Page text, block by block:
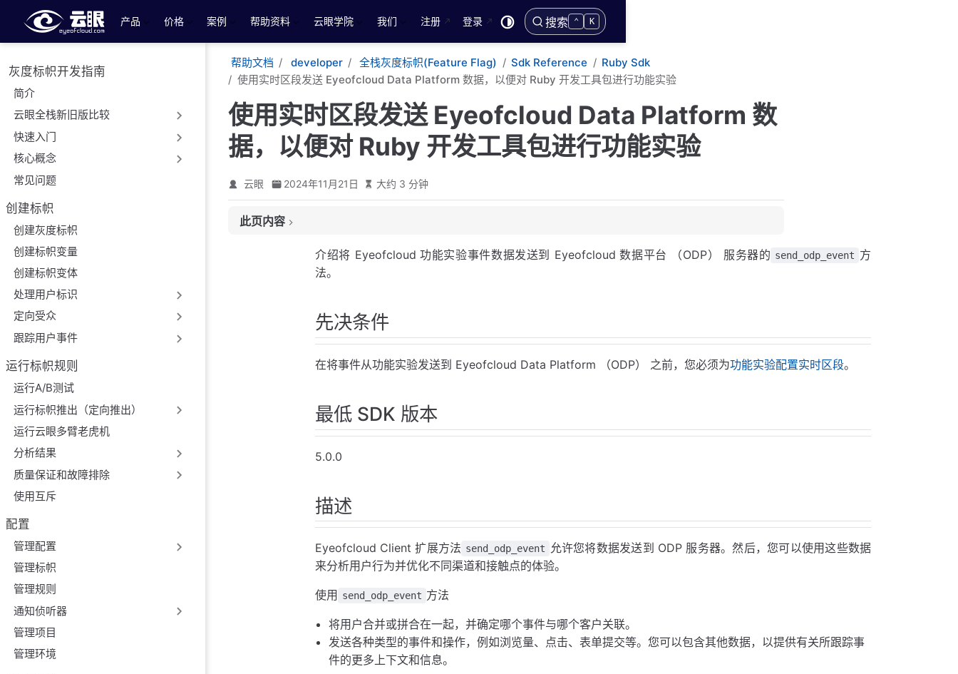
跳至主要內容
产品
价格 案例 帮助资料 云眼学院 我们 注册 登录 搜索 ⌃ K
灰度标帜开发指南
简介
云眼全栈新旧版比较
快速入门
核心概念
常见问题
创建标帜
创建灰度标帜
创建标帜变量
创建标帜变体
处理用户标识
定向受众
跟踪用户事件
运行标帜规则
运行A/B测试
运行标帜推出（定向推出）
运行云眼多臂老虎机
分析结果
质量保证和故障排除
使用互斥
配置
管理配置
管理标帜
管理规则
通知侦听器
管理项目
管理环境
帮助文档 developer 全栈灰度标帜(Feature Flag) Sdk Reference
Ruby Sdk
使用实时区段发送 Eyeofcloud Data Platform 数据，以便对 Ruby 开发工具包进行功能实验
使用实时区段发送 Eyeofcloud Data Platform 数
据，以便对 Ruby 开发工具包进行功能实验
云眼 2024年11月21日 大约 3 分钟
此页内容
介绍将 Eyeofcloud 功能实验事件数据发送到 Eyeofcloud 数据平台 （ODP） 服务器的 send_odp_event 方
法。
先决条件
在将事件从功能实验发送到 Eyeofcloud Data Platform （ODP） 之前，您必须为功能实验配置实时区段。
最低 SDK 版本
5.0.0
描述
Eyeofcloud Client 扩展方法 send_odp_event
允许您将数据发送到 ODP 服务器。然后，您可以使用这些数据
来分析用户行为并优化不同渠道和接触点的体验。
使用 send_odp_event 方法
将用户合并或拼合在一起，并确定哪个事件与哪个客户关联。
发送各种类型的事件和操作，例如浏览量、点击、表单提交等。您可以包含其他数据，以提供有关所跟踪事
件的更多上下文和信息。